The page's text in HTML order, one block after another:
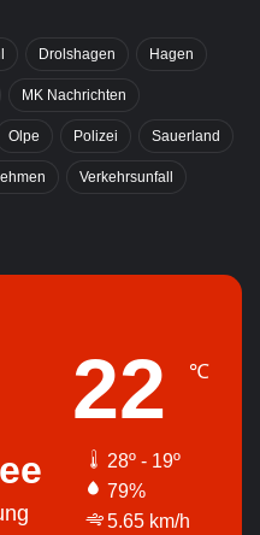
Drolshagen Hagen
MK Nachrichten
Olpe Polizei Sauerland
Verkehrsunfall
22 ℃
28º - 19º
79%
5.65 km/h